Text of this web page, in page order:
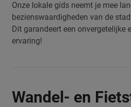
Onze lokale gids neemt je mee
bezienswaardigheden van de
Dit garandeert een onvergetelijke
ervaring!
Wandel- en